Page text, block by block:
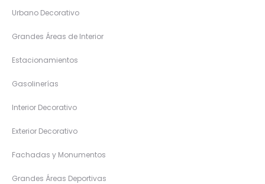
Urbano Decorativo
Grandes Áreas de Interior
Estacionamientos
Gasolinerías
Interior Decorativo
Exterior Decorativo
Fachadas y Monumentos
Grandes Áreas Deportivas